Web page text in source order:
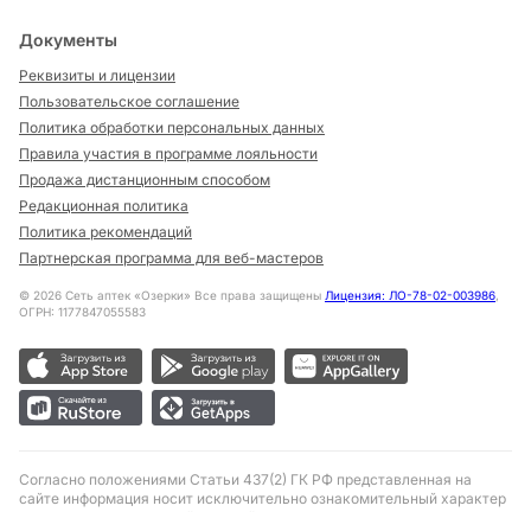
Документы
Реквизиты и лицензии
Пользовательское соглашение
Политика обработки персональных данных
Правила участия в программе лояльности
Продажа дистанционным способом
Редакционная политика
Политика рекомендаций
Партнерская программа для веб-мастеров
© 2026 Сеть аптек «Озерки» Все права защищены Лицензия: ЛО-78-02-003986,
ОГРН: 1177847055583
Согласно положениями Статьи 437(2) ГК РФ представленная на
сайте информация носит исключительно ознакомительный характер